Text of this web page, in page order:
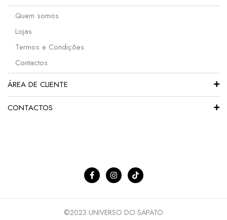
Quem somos
Lojas
Termos e Condições
Contactos
ÁREA DE CLIENTE
CONTACTOS
©2023 UNIVERSO DO SAPATO